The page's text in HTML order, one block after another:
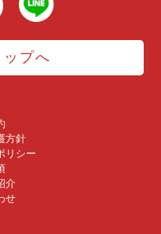
プへ
方針
リシー
介
せ